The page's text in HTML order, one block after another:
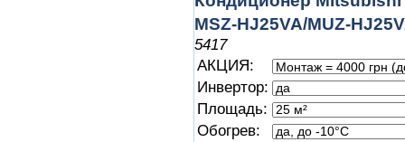
MSZ-HJ25VA/MUZ-
5417
АКЦИЯ:
Инвертор:
Площадь:
Обогрев: